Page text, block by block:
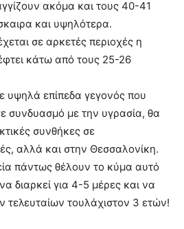
ακόμα και τους 40-41
και υψηλότερα.
σε αρκετές περιοχές η
κάτω από τους 25-26
υψηλά επίπεδα γεγονός που
συνδυασμό με την υγρασία, θα
συνθήκες σε
αλλά και στην Θεσσαλονίκη.
πάντως θέλουν το κύμα αυτό
διαρκεί για 4-5 μέρες και να
τελευταίων τουλάχιστον 3 ετών!